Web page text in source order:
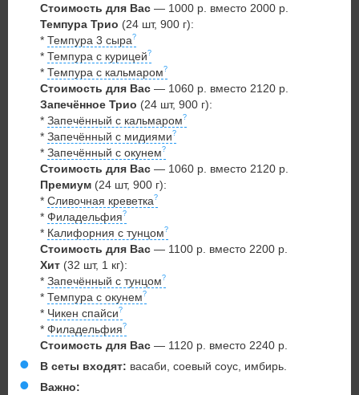
Стоимость для Вас — 1000 р. вместо 2000 р.
Темпура Трио (24 шт, 900 г):
* Темпура 3 сыра
* Темпура с курицей
* Темпура с кальмаром
Стоимость для Вас — 1060 р. вместо 2120 р.
Запечённое Трио (24 шт, 900 г):
* Запечённый с кальмаром
* Запечённый с мидиями
* Запечённый с окунем
Стоимость для Вас — 1060 р. вместо 2120 р.
Премиум (24 шт, 900 г):
* Сливочная креветка
* Филадельфия
* Калифорния с тунцом
Стоимость для Вас — 1100 р. вместо 2200 р.
Хит (32 шт, 1 кг):
* Запечённый с тунцом
* Темпура с окунем
* Чикен спайси
* Филадельфия
Стоимость для Вас — 1120 р. вместо 2240 р.
В сеты входят: васаби, соевый соус, имбирь.
Важно: